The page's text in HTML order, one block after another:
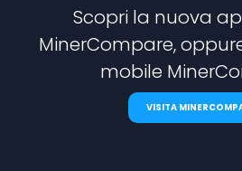
Scopri la nuova
MinerCompare,
mobile
VISITA